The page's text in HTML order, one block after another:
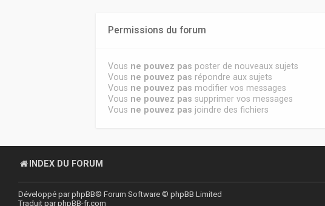
Permissions du forum
Vous ne pouvez pas poster de nouveaux sujets
Vous ne pouvez pas répondre aux sujets
Vous ne pouvez pas modifier vos messages
Vous ne pouvez pas supprimer vos messages
Vous ne pouvez pas joindre des fichiers
INDEX DU FORUM
Développé parphpBB® Forum Software © phpBB Limited
Traduit parphpBB-fr.com